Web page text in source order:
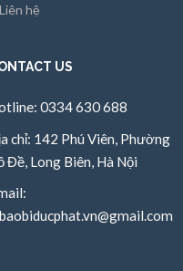
Liên hệ
US
0334 630 688
chỉ: 142 Phú Viên, Phường
Đề, Long Biên, Hà Nội